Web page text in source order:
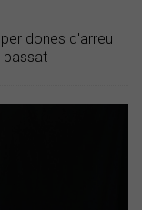
dones d'arreu
passat